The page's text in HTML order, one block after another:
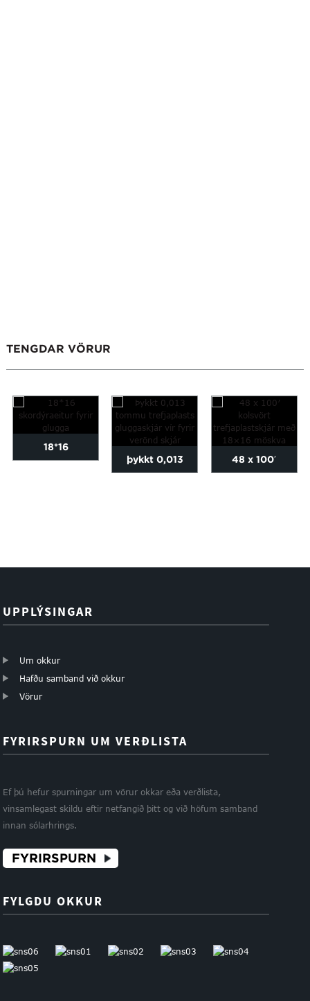
TENGDAR VÖRUR
18*16
þykkt 0,013 48 x 100′
UPPLÝSINGAR
Um okkur
Hafðu samband við okkur
Vörur
FYRIRSPURN UM VERÐLISTA
Ef þú hefur spurningar um vörur okkar eða verðlista,
vinsamlegast skildu eftir netfangið þitt og við höfum samband
innan sólarhrings.
FYRIRSPURN
FYLGDU OKKUR